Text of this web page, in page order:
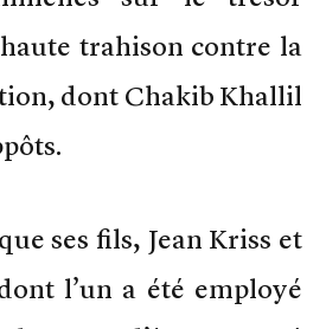
trahison contre la
dont Chakib Khallil
ses fils, Jean Kriss et
l’un a été employé